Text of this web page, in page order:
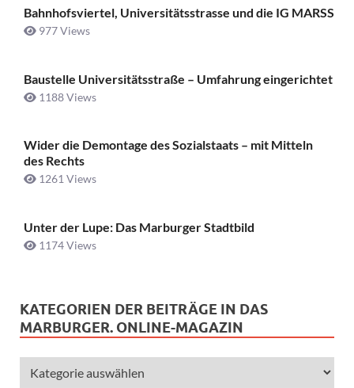
Bahnhofsviertel, Universitätsstrasse und die IG MARSS
977 Views
Baustelle Universitätsstraße ­– Umfahrung eingerichtet
1188 Views
Wider die Demontage des Sozialstaats – mit Mitteln
des Rechts
1261 Views
Unter der Lupe: Das Marburger Stadtbild
1174 Views
KATEGORIEN DER BEITRÄGE IN DAS
MARBURGER. ONLINE-MAGAZIN